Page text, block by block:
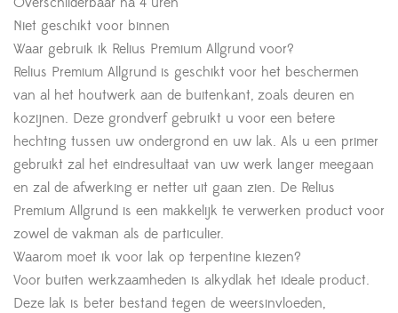
Niet geschikt voor binnen
Waar gebruik ik Relius Premium Allgrund voor?
Relius Premium Allgrund is geschikt voor het beschermen
van al het houtwerk aan de buitenkant, zoals deuren en
kozijnen. Deze grondverf gebruikt u voor een betere
hechting tussen uw ondergrond en uw lak. Als u een primer
gebruikt zal het eindresultaat van uw werk langer meegaan
en zal de afwerking er netter uit gaan zien. De Relius
Premium Allgrund is een makkelijk te verwerken product voor
zowel de vakman als de particulier.
Waarom moet ik voor lak op terpentine kiezen?
Voor buiten werkzaamheden is alkydlak het ideale product.
Deze lak is beter bestand tegen de weersinvloeden,